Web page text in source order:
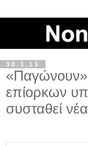
30.3.13
«Παγώνουν»
επίορκων
συσταθεί